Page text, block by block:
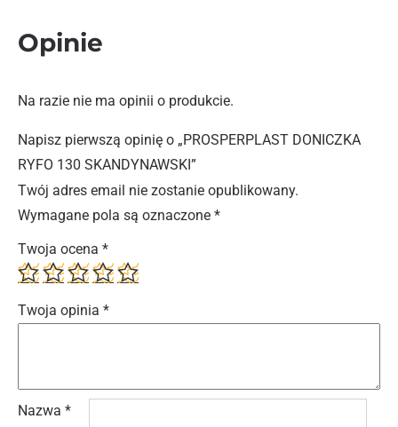
Opinie
Na razie nie ma opinii o produkcie.
Napisz pierwszą opinię o „PROSPERPLAST DONICZKA
RYFO 130 SKANDYNAWSKI”
Twój adres email nie zostanie opublikowany.
Wymagane pola są oznaczone *
Twoja ocena *
Twoja opinia *
Nazwa *